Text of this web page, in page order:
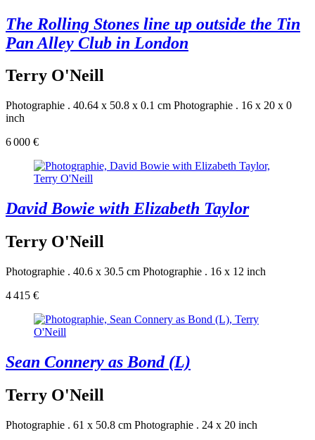
The Rolling Stones line up outside the Tin
Pan Alley Club in London
Terry O'Neill
Photographie . 40.64 x 50.8 x 0.1 cm Photographie . 16 x 20 x 0
inch
6 000 €
David Bowie with Elizabeth Taylor
Terry O'Neill
Photographie . 40.6 x 30.5 cm Photographie . 16 x 12 inch
4 415 €
Sean Connery as Bond (L)
Terry O'Neill
Photographie . 61 x 50.8 cm Photographie . 24 x 20 inch